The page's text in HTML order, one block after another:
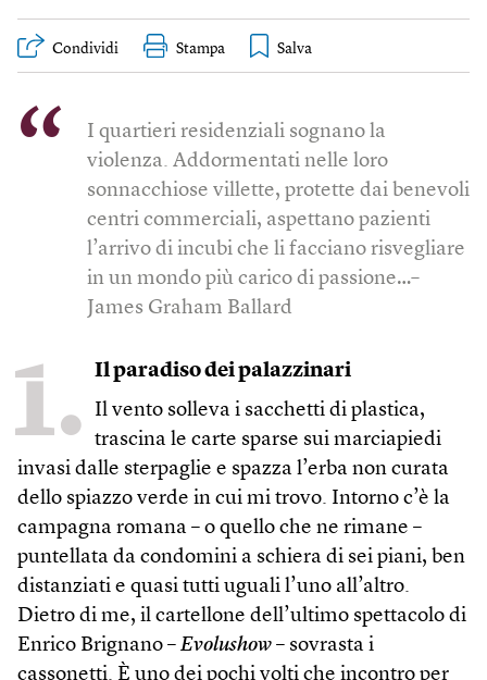
Condividi Stampa
I quartieri residenziali sognano la
violenza. Addormentati nelle loro
sonnacchiose villette, protette dai benevoli
centri commerciali, aspettano pazienti
l’arrivo di incubi che li facciano risvegliare
in un mondo più carico di passione…–
James Graham Ballard
1.
Il paradiso dei palazzinari
Il vento solleva i sacchetti di plastica,
trascina le carte sparse sui marciapiedi
invasi dalle sterpaglie e spazza l’erba non curata
dello spiazzo verde in cui mi trovo. Intorno c’è la
campagna romana – o quello che ne rimane –
puntellata da condomini a schiera di sei piani, ben
distanziati e quasi tutti uguali l’uno all’altro.
Dietro di me, il cartellone dell’ultimo spettacolo di
Enrico Brignano – Evolushow – sovrasta i
cassonetti. È uno dei pochi volti che incontro per